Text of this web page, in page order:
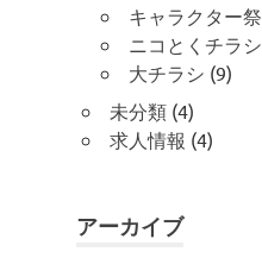
キャラクター祭
ニコとくチラシ
大チラシ (9)
未分類 (4)
求人情報 (4)
アーカイブ